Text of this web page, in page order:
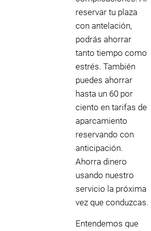
reservar tu plaza
con antelación,
podrás ahorrar
tanto tiempo como
estrés. También
puedes ahorrar
hasta un 60 por
ciento en tarifas de
aparcamiento
reservando con
anticipación.
Ahorra dinero
usando nuestro
servicio la próxima
vez que conduzcas.
Entendemos que